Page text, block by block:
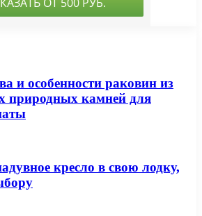
и особенности раковин из
природных камней для
кресло в свою лодку,